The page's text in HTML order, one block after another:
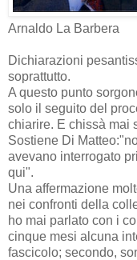
Arnaldo La Barbera
Dichiarazioni
soprattutto.
A questo punto
solo il seguito del
chiarire. E chissà mai
Sostiene Di
avevano interrogato
qui".
Una affermazione
nei confronti della
ho mai parlato con i
cinque mesi alcuna
fascicolo; secondo,